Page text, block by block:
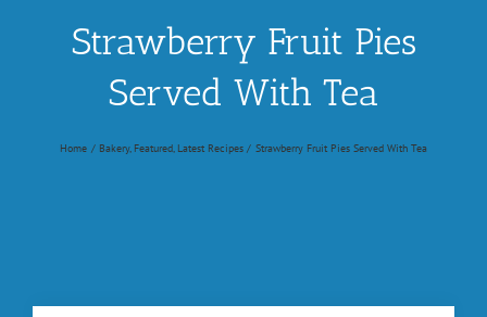
Strawberry Fruit Pies
Served With Tea
Home Bakery Featured Latest Recipes Strawberry Fruit Pies Served With Tea